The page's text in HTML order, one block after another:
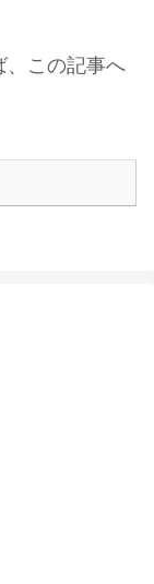
、この記事へ